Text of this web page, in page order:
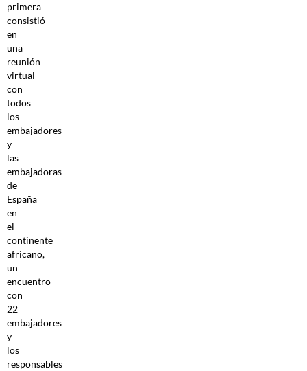
primera
consistió
en
una
reunión
virtual
con
todos
los
embajadores
y
las
embajadoras
de
España
en
el
continente
africano,
un
encuentro
con
22
embajadores
y
los
responsables